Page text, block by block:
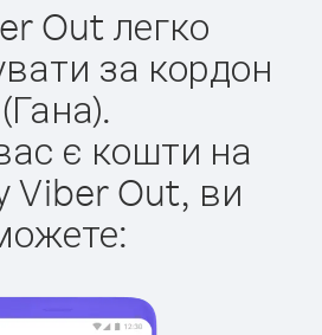
Out легко
за кордон
(Гана).
є кошти на
Viber Out, ви